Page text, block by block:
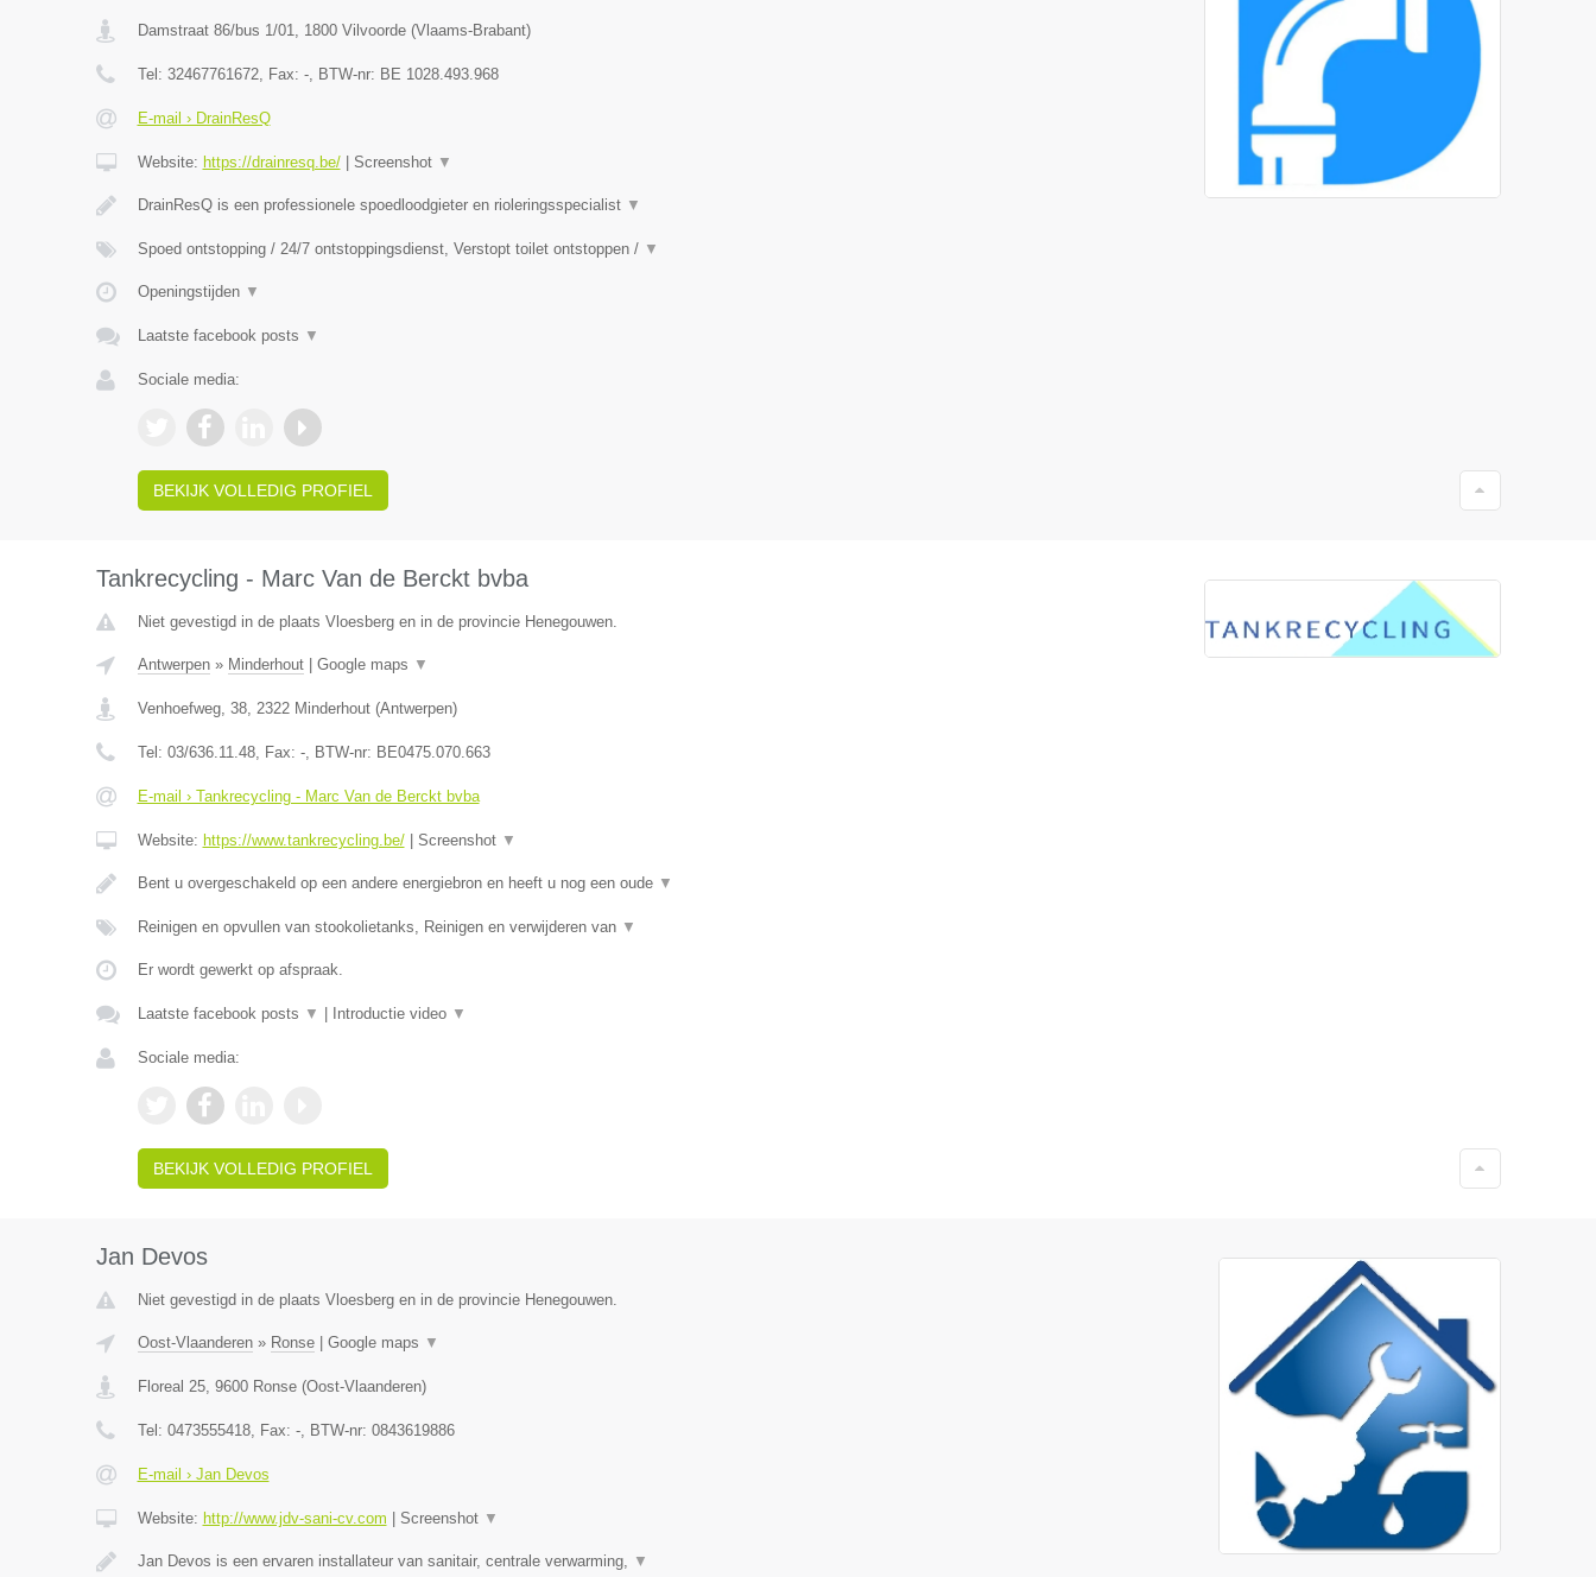
Damstraat 86/bus 1/01, 1800 Vilvoorde(Vlaams-Brabant)
Tel: 32467761672, Fax: -, BTW-nr: BE 1028.493.968
E-mail › DrainResQ
Website: https://drainresq.be/| Screenshot ▼
DrainResQ is een professionele spoedloodgieter en rioleringsspecialist ▼
Spoed ontstopping / 24/7 ontstoppingsdienst, Verstopt toilet ontstoppen / ▼
Openingstijden ▼
Laatste facebook posts ▼
Sociale media:
BEKIJK VOLLEDIG PROFIEL
Tankrecycling - Marc Van de Berckt bvba
Niet gevestigd in de plaats Vloesberg en in de provincie Henegouwen.
Antwerpen» Minderhout| Google maps ▼
Venhoefweg, 38, 2322 Minderhout(Antwerpen)
Tel: 03/636.11.48, Fax: -, BTW-nr: BE0475.070.663
E-mail › Tankrecycling - Marc Van de Berckt bvba
Website: https://www.tankrecycling.be/| Screenshot ▼
Bent u overgeschakeld op een andere energiebron en heeft u nog een oude ▼
Reinigen en opvullen van stookolietanks, Reinigen en verwijderen van ▼
Er wordt gewerkt op afspraak.
Laatste facebook posts ▼ Introductie video ▼
Sociale media:
BEKIJK VOLLEDIG PROFIEL
Jan Devos
Niet gevestigd in de plaats Vloesberg en in de provincie Henegouwen.
Oost-Vlaanderen» Ronse| Google maps ▼
Floreal 25, 9600 Ronse(Oost-Vlaanderen)
Tel: 0473555418, Fax: -, BTW-nr: 0843619886
E-mail › Jan Devos
Website: http://www.jdv-sani-cv.com Screenshot ▼
Jan Devos is een ervaren installateur van sanitair, centrale verwarming, ▼